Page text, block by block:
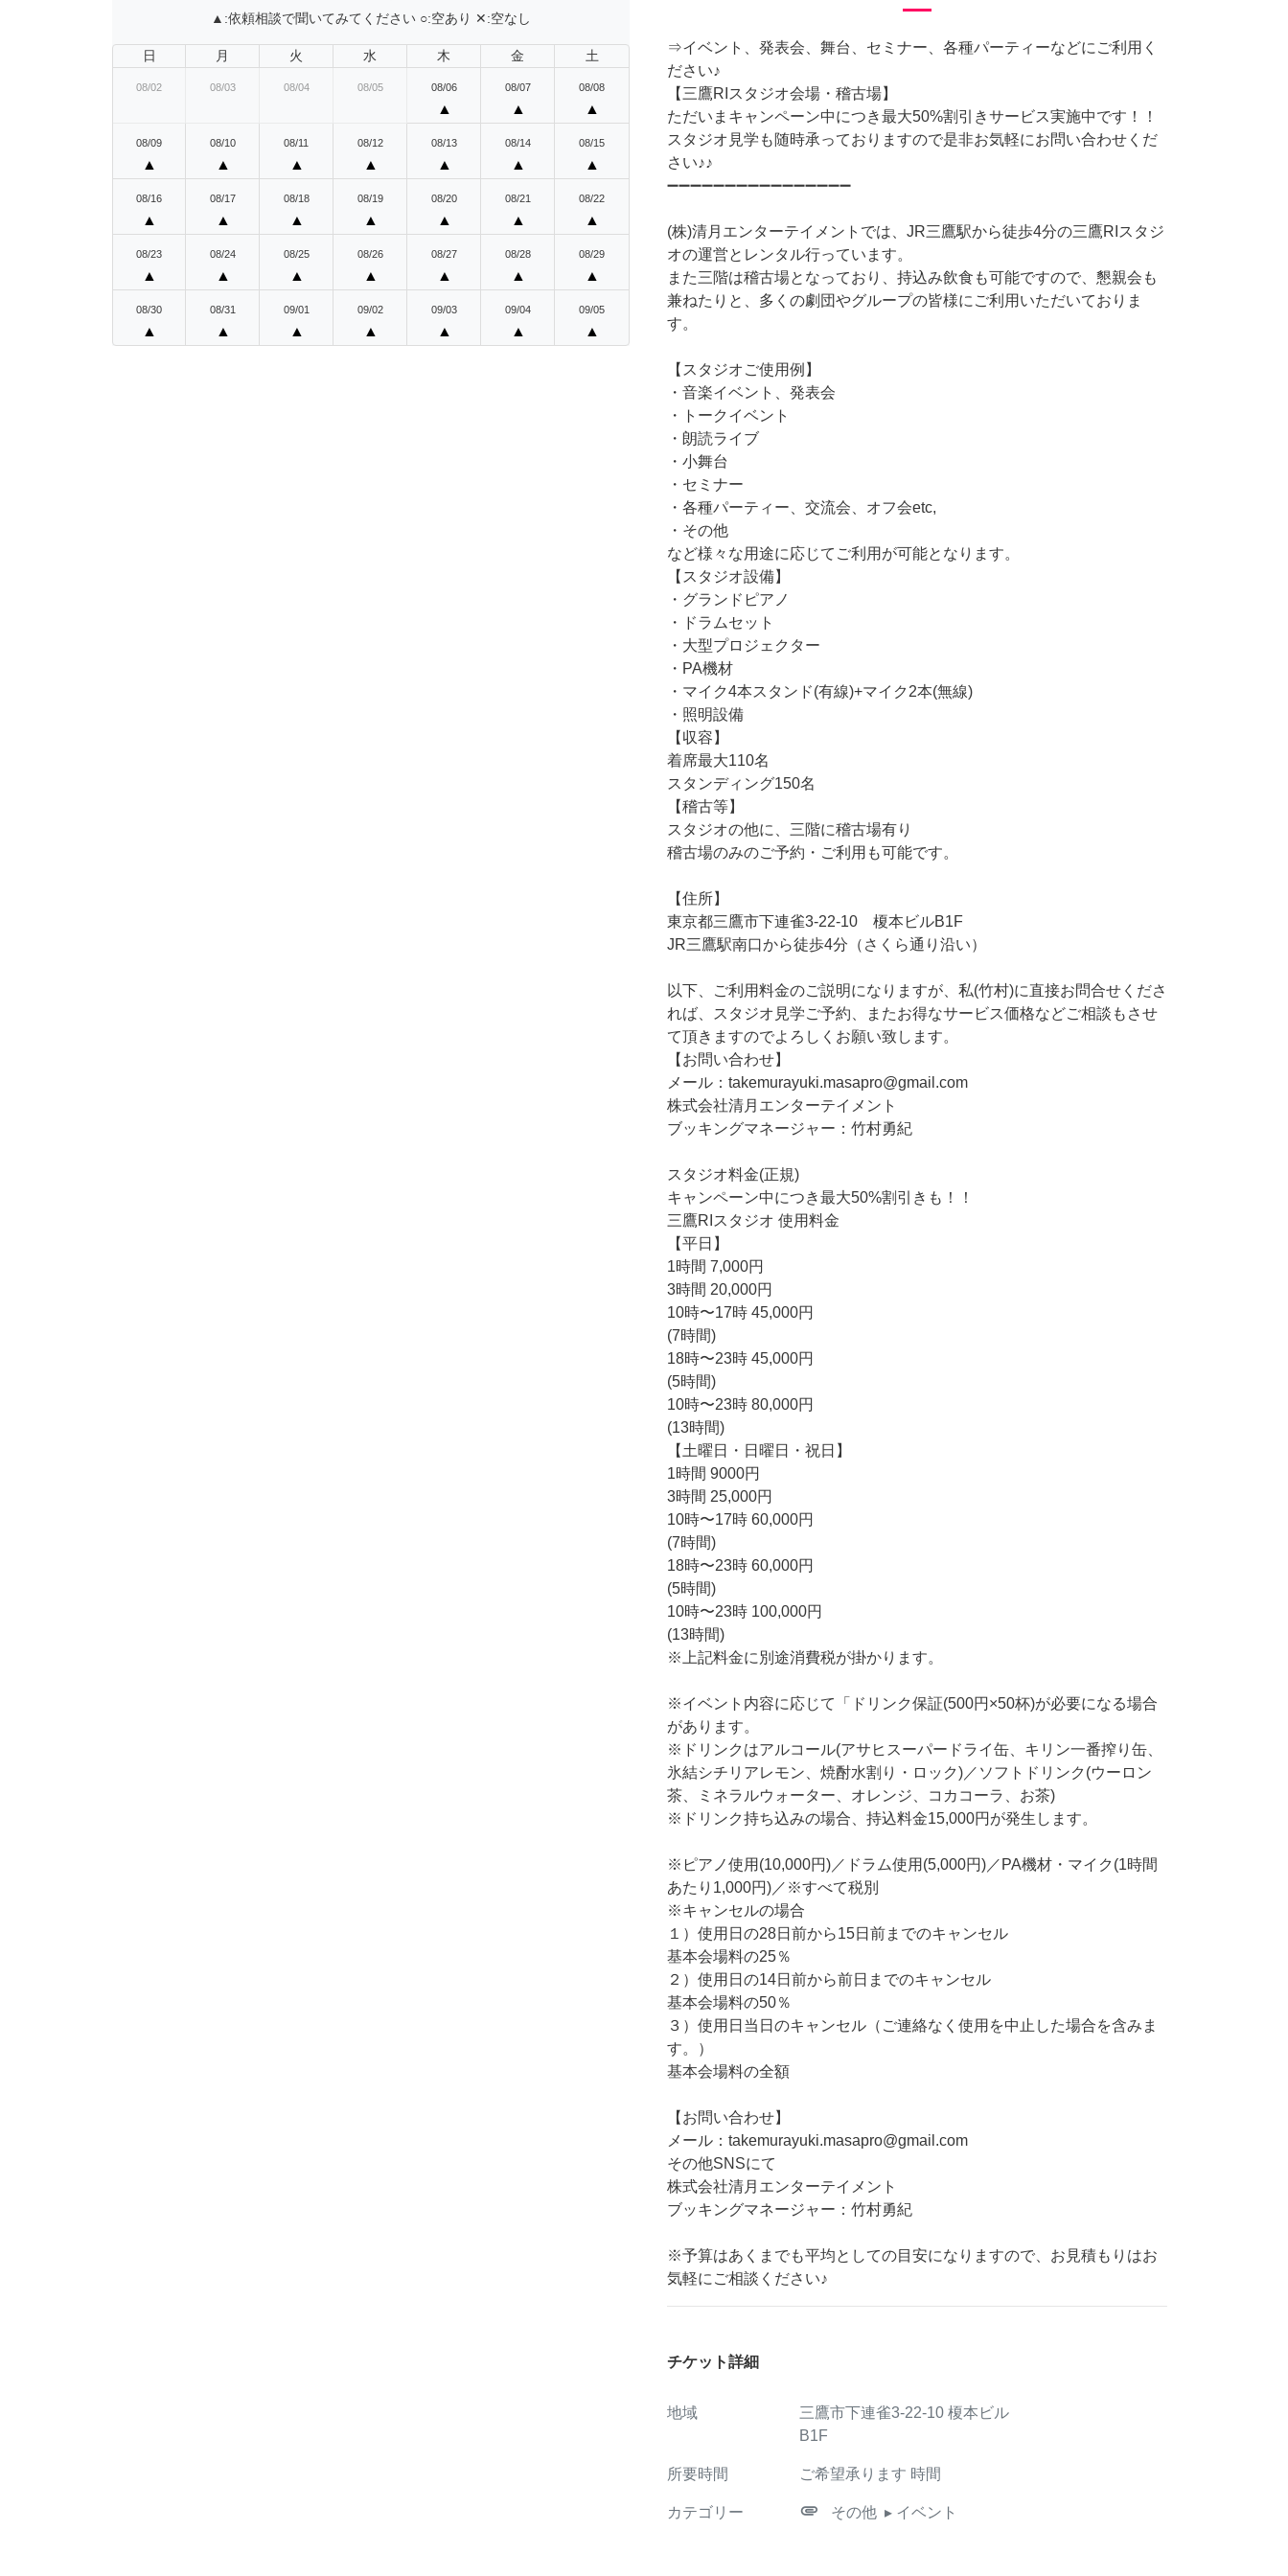
▲:依頼相談で聞いてみてください ○:空あり ✕:空なし
日 月 火 水 木 金 土
08/02 08/03 08/04 08/05 08/06
▲
08/07
▲
08/08
▲
08/09
▲
08/10
▲
08/11
▲
08/12
▲
08/13
▲
08/14
▲
08/15
▲
08/16
▲
08/17
▲
08/18
▲
08/19
▲
08/20
▲
08/21
▲
08/22
▲
08/23
▲
08/24
▲
08/25
▲
08/26
▲
08/27
▲
08/28
▲
08/29
▲
08/30
▲
08/31
▲
09/01
▲
09/02
▲
09/03
▲
09/04
▲
09/05
▲
⇒イベント、発表会、舞台、セミナー、各種パーティーなどにご利用く
ださい♪
【三鷹RIスタジオ会場・稽古場】
ただいまキャンペーン中につき最大50%割引きサービス実施中です！！
スタジオ見学も随時承っておりますので是非お気軽にお問い合わせくだ
さい♪♪
➖➖➖➖➖➖➖➖➖➖➖➖➖➖➖➖
(株)清月エンターテイメントでは、JR三鷹駅から徒歩4分の三鷹RIスタジ
オの運営とレンタル行っています。
また三階は稽古場となっており、持込み飲食も可能ですので、懇親会も
兼ねたりと、多くの劇団やグループの皆様にご利用いただいておりま
す。
【スタジオご使用例】
・音楽イベント、発表会
・トークイベント
・朗読ライブ
・小舞台
・セミナー
・各種パーティー、交流会、オフ会etc,
・その他
など様々な用途に応じてご利用が可能となります。
【スタジオ設備】
・グランドピアノ
・ドラムセット
・大型プロジェクター
・PA機材
・マイク4本スタンド(有線)+マイク2本(無線)
・照明設備
【収容】
着席最大110名
スタンディング150名
【稽古等】
スタジオの他に、三階に稽古場有り
稽古場のみのご予約・ご利用も可能です。
【住所】
東京都三鷹市下連雀3-22-10 榎本ビルB1F
JR三鷹駅南口から徒歩4分（さくら通り沿い）
以下、ご利用料金のご説明になりますが、私(竹村)に直接お問合せくださ
れば、スタジオ見学ご予約、またお得なサービス価格などご相談もさせ
て頂きますのでよろしくお願い致します。
【お問い合わせ】
メール：takemurayuki.masapro@gmail.com
株式会社清月エンターテイメント
ブッキングマネージャー：竹村勇紀
スタジオ料金(正規)
キャンペーン中につき最大50%割引きも！！
三鷹RIスタジオ 使用料金
【平日】
1時間 7,000円
3時間 20,000円
10時〜17時 45,000円
(7時間)
18時〜23時 45,000円
(5時間)
10時〜23時 80,000円
(13時間)
【土曜日・日曜日・祝日】
1時間 9000円
3時間 25,000円
10時〜17時 60,000円
(7時間)
18時〜23時 60,000円
(5時間)
10時〜23時 100,000円
(13時間)
※上記料金に別途消費税が掛かります。
※イベント内容に応じて「ドリンク保証(500円×50杯)が必要になる場合
があります。
※ドリンクはアルコール(アサヒスーパードライ缶、キリン一番搾り缶、
氷結シチリアレモン、焼酎水割り・ロック)／ソフトドリンク(ウーロン
茶、ミネラルウォーター、オレンジ、コカコーラ、お茶)
※ドリンク持ち込みの場合、持込料金15,000円が発生します。
※ピアノ使用(10,000円)／ドラム使用(5,000円)／PA機材・マイク(1時間
あたり1,000円)／※すべて税別
※キャンセルの場合
１）使用日の28日前から15日前までのキャンセル
基本会場料の25％
２）使用日の14日前から前日までのキャンセル
基本会場料の50％
３）使用日当日のキャンセル（ご連絡なく使用を中止した場合を含みま
す。）
基本会場料の全額
【お問い合わせ】
メール：takemurayuki.masapro@gmail.com
その他SNSにて
株式会社清月エンターテイメント
ブッキングマネージャー：竹村勇紀
※予算はあくまでも平均としての目安になりますので、お見積もりはお
気軽にご相談ください♪
チケット詳細
地域
三鷹市下連雀3-22-10 榎本ビル
B1F
所要時間 ご希望承ります 時間
カテゴリー attachment その他 ▸ イベント